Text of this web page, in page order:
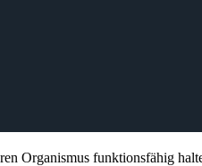
Organismus funktionsfähig